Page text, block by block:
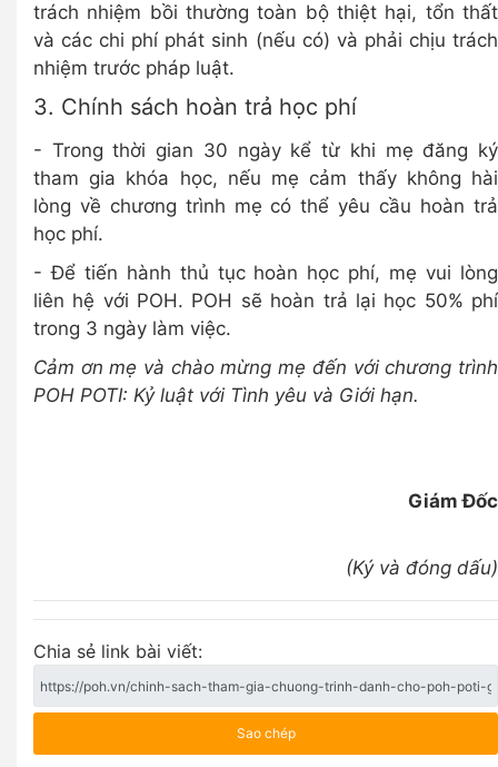
trách nhiệm bồi thường toàn bộ thiệt hại, tổn thất
và các chi phí phát sinh (nếu có) và phải chịu trách
nhiệm trước pháp luật.
3. Chính sách hoàn trả học phí
- Trong thời gian 30 ngày kể từ khi mẹ đăng ký
tham gia khóa học, nếu mẹ cảm thấy không hài
lòng về chương trình mẹ có thể yêu cầu hoàn trả
học phí.
- Để tiến hành thủ tục hoàn học phí, mẹ vui lòng
liên hệ với POH. POH sẽ hoàn trả lại học 50% phí
trong 3 ngày làm việc.
Cảm ơn mẹ và chào mừng mẹ đến với chương trình
POH POTI: Kỷ luật với Tình yêu và Giới hạn.
Giám Đốc
(Ký và đóng dấu)
Chia sẻ link bài viết:
Sao chép